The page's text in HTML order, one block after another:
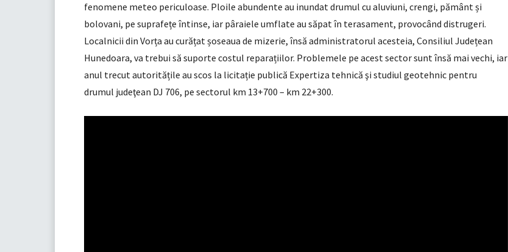
fenomene meteo periculoase. Ploile abundente au inundat drumul cu aluviuni, crengi, pământ și
bolovani, pe suprafețe întinse, iar pâraiele umflate au săpat în terasament, provocând distrugeri.
Localnicii din Vorța au curățat șoseaua de mizerie, însă administratorul acesteia, Consiliul Județean
Hunedoara, va trebui să suporte costul reparațiilor. Problemele pe acest sector sunt însă mai vechi, iar
anul trecut autoritățile au scos la licitație publică Expertiza tehnică şi studiul geotehnic pentru
drumul judeţean DJ 706, pe sectorul km 13+700 – km 22+300.